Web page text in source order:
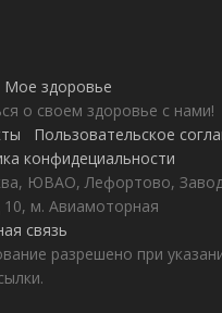
Мое здоровье
о своем здоровье с нами!
Пользовательское
конфидециальности
ЮВАО, Лефортово,
10, м. Авиамоторная
связь
разрешено при